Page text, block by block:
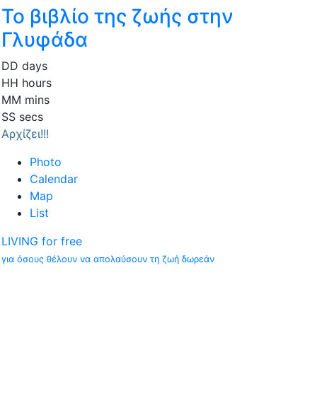
Το βιβλίο της ζωής στην
Γλυφάδα
DD days
HH hours
MM mins
SS secs
Αρχίζει!!!
Photo
Calendar
Map
List
LIVING for free
για όσους θέλουν να απολαύσουν τη ζωή δωρεάν